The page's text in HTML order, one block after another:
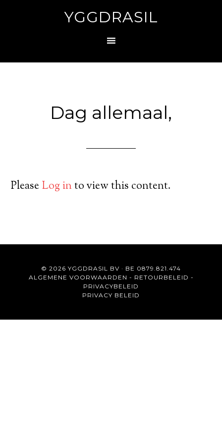
YGGDRASIL
Dag allemaal,
PleaseLog into view this content.
© 2026 YGGDRASIL BV · BE 0879.821.474
ALGEMENE VOORWAARDEN - RETOURBELEID -
PRIVACYBELEID
PRIVACY BELEID